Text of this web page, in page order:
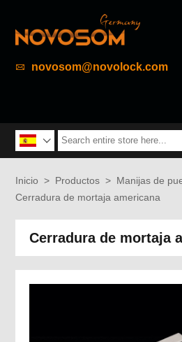
 novosom@novolock.com

Inicio > Productos > Manijas de
Cerradura de mortaja americana
Cerradura de mortaja